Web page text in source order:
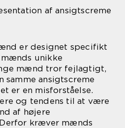
af ansigtscreme
er designet specifikt
unikke
mænd tror fejlagtigt,
samme ansigtscreme
er en misforståelse.
og tendens til at være
af højere
kræver mænds